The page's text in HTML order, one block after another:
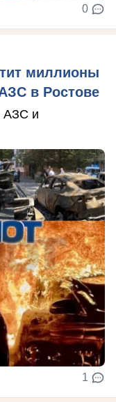
0
миллионы
в Ростове
АЗС и
1